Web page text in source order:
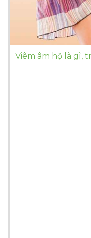
Viêm âm hộ là gì,